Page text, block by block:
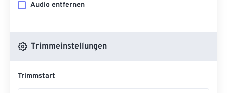
Audio entfernen
Trimmeinstellungen
Trimmstart